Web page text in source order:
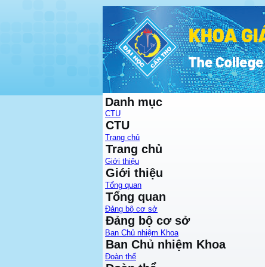
Danh mục
CTU
CTU
Trang chủ
Trang chủ
Giới thiệu
Giới thiệu
Tổng quan
Tổng quan
Đảng bộ cơ sở
Đảng bộ cơ sở
Ban Chủ nhiệm Khoa
Ban Chủ nhiệm Khoa
Đoàn thể